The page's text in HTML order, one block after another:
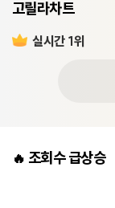
고릴라차트
실시간 1위
🔥 조회수 급상승